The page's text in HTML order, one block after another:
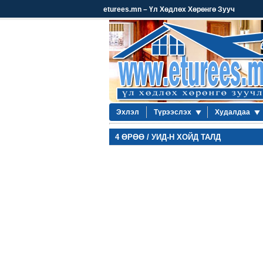
eturees.mn – Үл Хөдлөх Хөрөнгө Зууч
Эхлэл Түрээслэх Худалдаа
4 ӨРӨӨ / УИД-Н ХОЙД ТАЛД